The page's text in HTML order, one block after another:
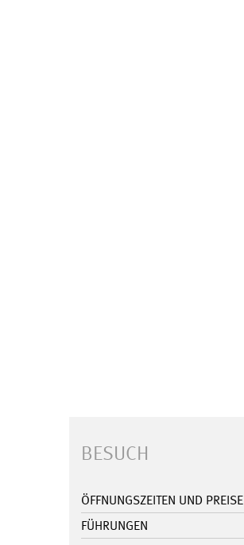
BESUCH
ÖFFNUNGSZEITEN UND PREISE
FÜHRUNGEN